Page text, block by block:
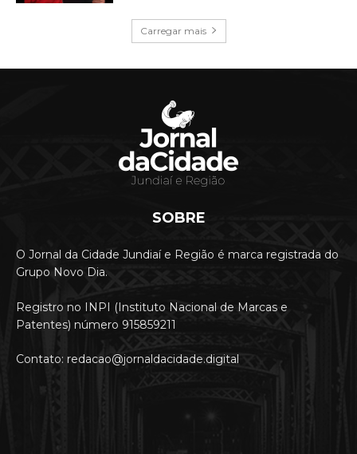
Carregar mais
SOBRE
O Jornal da Cidade Jundiaí e Região é marca registrada do
Grupo Novo Dia.
Registro no INPI (Instituto Nacional de Marcas e
Patentes) número 915859211
Contato: redacao@jornaldacidade.digital